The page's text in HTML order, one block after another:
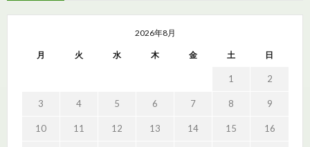
2026年8月
月 火 水 木 金 土 日
1 2
3 4 5 6 7 8 9
10 11 12 13 14 15 16